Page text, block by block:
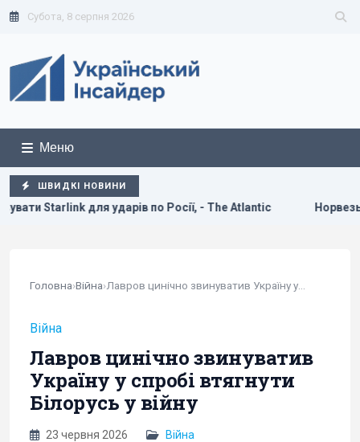
Субота, 8 серпня 2026
Меню
ШВИДКІ НОВИНИ
по Росії, - The Atlantic Норвезькі військові
Головна›Війна›
Війна
Лавров цинічно звинуватив
Україну у спробі втягнути
Білорусь у війну
23 червня 2026 Війна